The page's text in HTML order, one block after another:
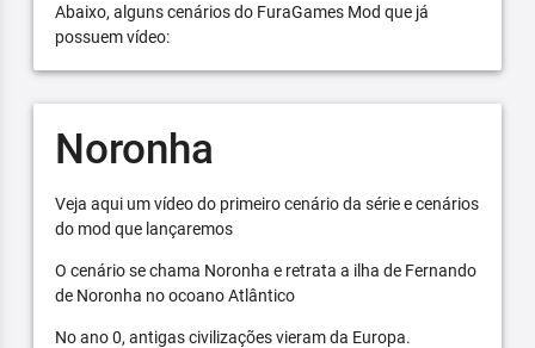
Abaixo, alguns cenários do FuraGames Mod que já
possuem vídeo:
Noronha
Veja aqui um vídeo do primeiro cenário da série e cenários
do mod que lançaremos
O cenário se chama Noronha e retrata a ilha de Fernando
de Noronha no ocoano Atlântico
No ano 0, antigas civilizações vieram da Europa.